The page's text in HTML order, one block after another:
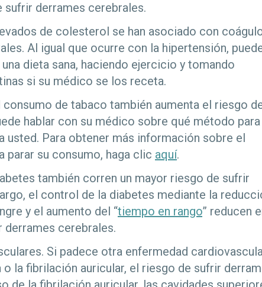
sufrir derrames cerebrales.
de colesterol se han asociado con
Al igual que ocurre con la hipertensión,
dieta sana, haciendo ejercicio y tomando
si su médico se los receta.
de tabaco también aumenta el riesgo
hablar con su médico sobre qué método para
usted. Para obtener más información sobre el
parar su consumo, haga clic aquí.
también corren un mayor riesgo de sufrir
el control de la diabetes mediante la
y el aumento del “tiempo en rango” reducen
derrames cerebrales.
Si padece otra enfermedad
la fibrilación auricular, el riesgo de sufrir